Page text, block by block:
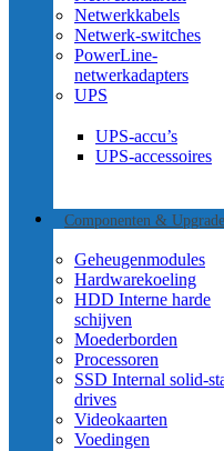
Netwerkkabels
Netwerk-switches
PowerLine-
netwerkadapters
UPS
UPS-accu’s
UPS-accessoires
Componenten & Upgrade
Geheugenmodules
Hardwarekoeling
HDD Interne harde
schijven
Moederborden
Processoren
SSD Internal solid-
drives
Videokaarten
Voedingen